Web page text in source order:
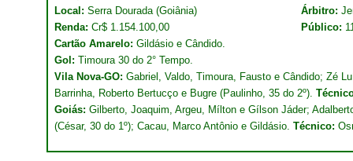
Local: Serra Dourada (Goiânia) Árbitro:
Renda: Cr$ 1.154.100,00 Público:
Cartão Amarelo: Gildásio e Cândido.
Gol: Timoura 30 do 2° Tempo.
Vila Nova-GO: Gabriel, Valdo, Timoura, Fausto e Cândido; Zé
Barrinha, Roberto Bertucço e Bugre (Paulinho, 35 do 2º).
Goiás: Gilberto, Joaquim, Argeu, Mílton e Gílson Jáder;
(César, 30 do 1º); Cacau, Marco Antônio e Gildásio. Técnico: